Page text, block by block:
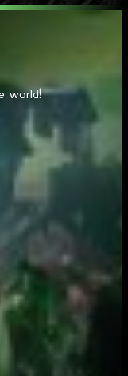
world!